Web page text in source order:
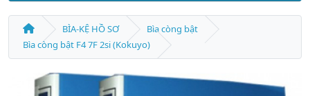
BÌA-KỆ HỒ SƠ
Bìa còng bật
Bìa còng bật F4 7F 2si (Kokuyo)